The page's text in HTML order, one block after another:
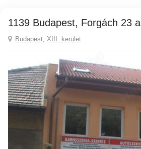
1139 Budapest, Forgách 23 a
Budapest, XIII. kerület